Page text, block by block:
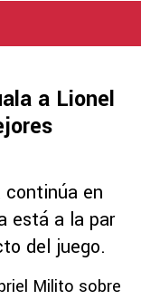
a Lionel
continúa en
está a la par
del juego.
Milito sobre